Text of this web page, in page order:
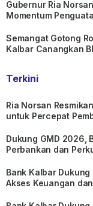
Gubernur Ria
Momentum
Semangat Gotong
Kalbar Canangkan
Terkini
Ria Norsan
untuk Percepat
Dukung GMD 2026,
Perbankan dan
Bank Kalbar
Akses Keuangan